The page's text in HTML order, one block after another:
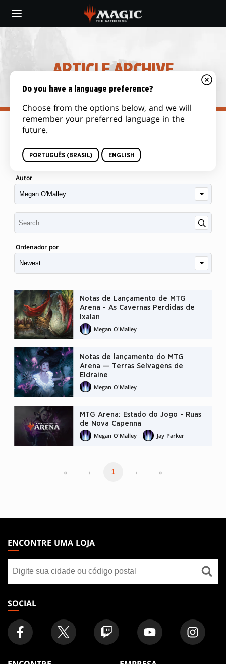
main
ARTICLE ARCHIVE
Autor
Ordenador por
Notas de Lançamento de MTG
Arena - As Cavernas Perdidas de
Ixalan
Megan O'Malley
Notas de lançamento do MTG
Arena — Terras Selvagens de
Eldraine
Megan O'Malley
MTG Arena: Estado do Jogo - Ruas
de Nova Capenna
Megan O'Malley
Jay Parker
« ‹ 1 › »
THE
GATHERING
FOOTER
ENCONTRE UMA LOJA
uma
loja
SOCIAL
Do you have a language preference?
Choose from the options below, and we will
remember your preferred language in the
future.
PORTUGUÊS (BRASIL) ENGLISH